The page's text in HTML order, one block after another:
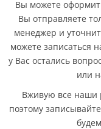
Вы можете
Вы отправляете
менеджер и
можете записаться
у Вас остались
или
Вживую все наши
поэтому